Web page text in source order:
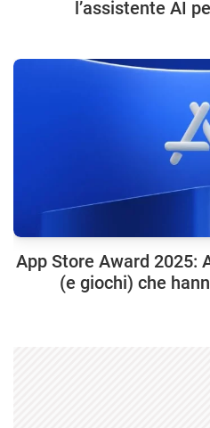
l’assistente AI
App Store Award 2025:
(e giochi) che